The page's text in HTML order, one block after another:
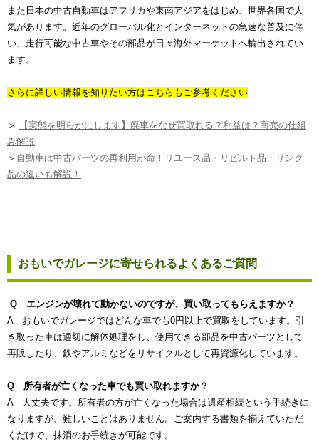
また日本の中古自動車はアフリカや東南アジアをはじめ、世界各国で人
気があります。近年のグローバル化とインターネットの急速な普及に伴
い、走行可能な中古車やその部品が日々海外マーケットへ輸出されてい
ます。
さらに詳しい情報を知りたい方はこちらもご参考ください
＞
【実態を明らかにします】廃車をなぜ買取れる？利益は？商売の仕組
み解説
＞ 自動車は中古パーツの再利用が命！リユース品・リビルト品・リンク
品の違いも解説！
おもいでガレージに寄せられるよくあるご質問
Q エンジンが壊れて動かないのですが、買い取ってもらえますか？
A おもいでガレージではどんな車でも0円以上で買取をしています。引
き取った車は適切に解体処理をし、使用できる部品を中古パーツとして
再販したり、鉄やアルミなどをリサイクルとして再資源化しています。
Q 所有者が亡くなった車でも買い取れますか？
A 大丈夫です。所有者の方が亡くなった場合は遺産相続という手続きに
なりますが、難しいことはありません。ご案内する書類を揃えていただ
くだけで、抹消のお手続きが可能です。